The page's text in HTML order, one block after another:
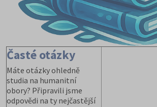
Časté otázky
Máte otázky ohledně
studia na humanitní
obory? Připravili jsme
odpovědi na ty nejčastější